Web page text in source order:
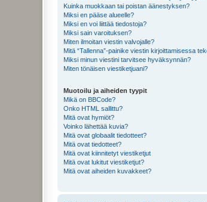
Kuinka muokkaan tai poistan äänestyksen?
Miksi en pääse alueelle?
Miksi en voi liittää tiedostoja?
Miksi sain varoituksen?
Miten ilmoitan viestin valvojalle?
Mitä “Tallenna”-painike viestin kirjoittamisessa
Miksi minun viestini tarvitsee hyväksynnän?
Miten tönäisen viestiketjuani?
Muotoilu ja aiheiden tyypit
Mikä on BBCode?
Onko HTML sallittu?
Mitä ovat hymiöt?
Voinko lähettää kuvia?
Mitä ovat globaalit tiedotteet?
Mitä ovat tiedotteet?
Mitä ovat kiinnitetyt viestiketjut
Mitä ovat lukitut viestiketjut?
Mitä ovat aiheiden kuvakkeet?